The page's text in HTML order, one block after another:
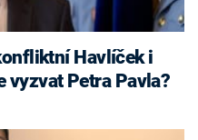
vyzvat Petra Pavla?